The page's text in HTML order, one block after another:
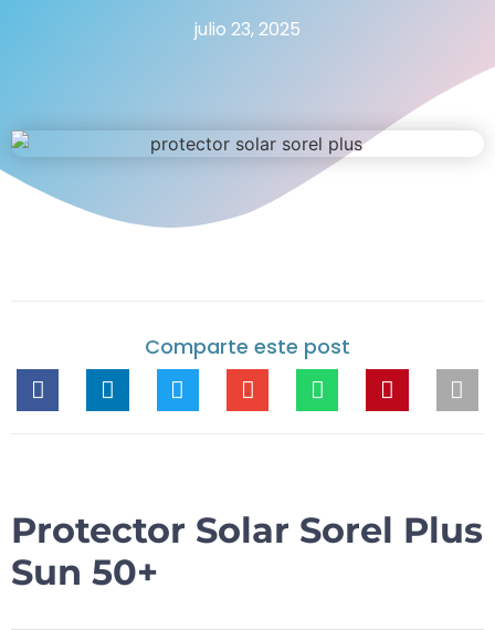
julio 23, 2025
Comparte este post
Protector Solar Sorel Plus
Sun 50+